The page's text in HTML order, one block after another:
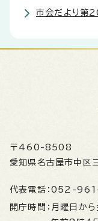
市会だより第
〒460-8508
愛知県名古屋市中区
代表電話： 052-
開庁時間： 月曜日か